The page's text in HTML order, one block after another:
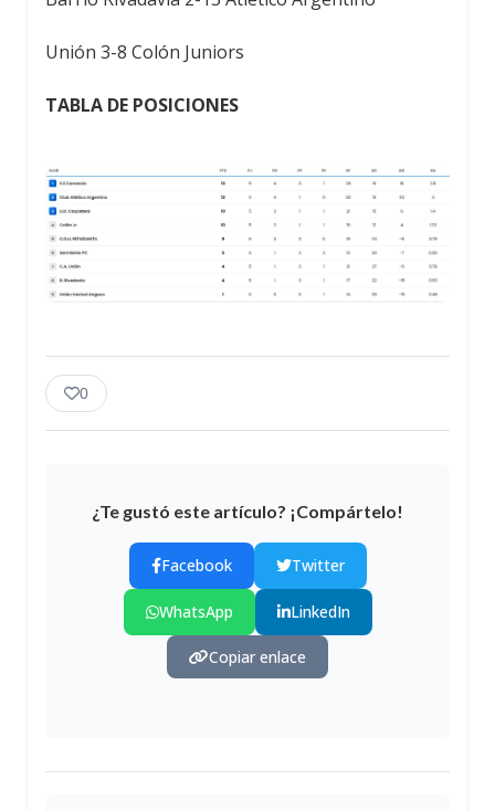
Unión 3-8 Colón Juniors
TABLA DE POSICIONES
0
¿Te gustó este artículo? ¡Compártelo!
Facebook Twitter
WhatsApp LinkedIn
Copiar enlace